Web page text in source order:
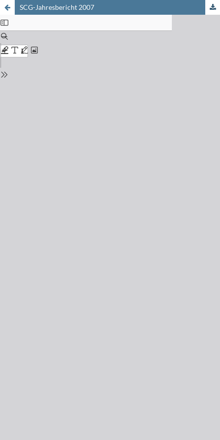
SCG-Jahresbericht 2007